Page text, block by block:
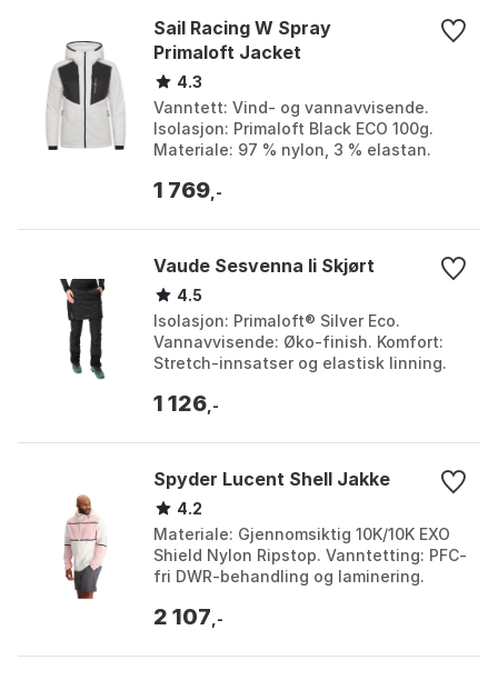
Sail Racing W Spray
Primaloft Jacket
4.3
Vanntett: Vind- og vannavvisende.
Isolasjon: Primaloft Black ECO 100g.
Materiale: 97 % nylon, 3 % elastan.
Farge: Carbon, ...
1 769 ,-
Vaude Sesvenna Ii Skjørt
4.5
Isolasjon: Primaloft® Silver Eco.
Vannavvisende: Øko-finish. Komfort:
Stretch-innsatser og elastisk linning.
CO2-kompensa...
1 126 ,-
Spyder Lucent Shell Jakke
4.2
Materiale: Gjennomsiktig 10K/10K EXO
Shield Nylon Ripstop. Vanntetting: PFC-
fri DWR-behandling og laminering.
YKK® AquaGu...
2 107 ,-